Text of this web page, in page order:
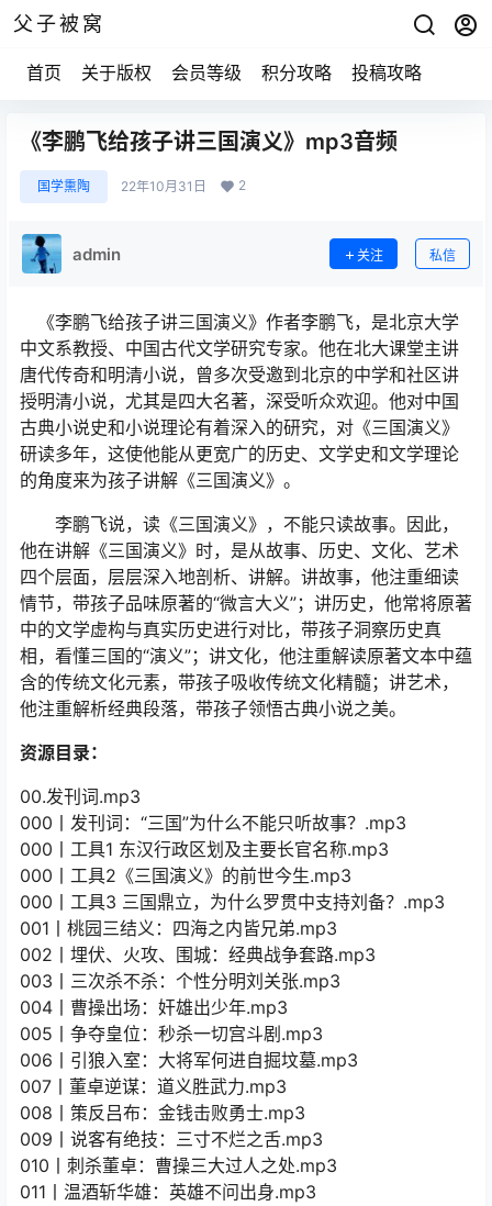
父子被窝
首页 关于版权 会员等级 积分攻略 投稿攻略
《李鹏飞给孩子讲三国演义》mp3音频
国学熏陶 22年10月31日 2
admin 关注 私信
《李鹏飞给孩子讲三国演义》作者李鹏飞，是北京大学
中文系教授、中国古代文学研究专家。他在北大课堂主讲
唐代传奇和明清小说，曾多次受邀到北京的中学和社区讲
授明清小说，尤其是四大名著，深受听众欢迎。他对中国
古典小说史和小说理论有着深入的研究，对《三国演义》
研读多年，这使他能从更宽广的历史、文学史和文学理论
的角度来为孩子讲解《三国演义》。
李鹏飞说，读《三国演义》，不能只读故事。因此，
他在讲解《三国演义》时，是从故事、历史、文化、艺术
四个层面，层层深入地剖析、讲解。讲故事，他注重细读
情节，带孩子品味原著的“微言大义”；讲历史，他常将原著
中的文学虚构与真实历史进行对比，带孩子洞察历史真
相，看懂三国的“演义”；讲文化，他注重解读原著文本中蕴
含的传统文化元素，带孩子吸收传统文化精髓；讲艺术，
他注重解析经典段落，带孩子领悟古典小说之美。
资源目录：
00.发刊词.mp3
000丨发刊词：“三国”为什么不能只听故事？.mp3
000丨工具1 东汉行政区划及主要长官名称.mp3
000丨工具2《三国演义》的前世今生.mp3
000丨工具3 三国鼎立，为什么罗贯中支持刘备？.mp3
001丨桃园三结义：四海之内皆兄弟.mp3
002丨埋伏、火攻、围城：经典战争套路.mp3
003丨三次杀不杀：个性分明刘关张.mp3
004丨曹操出场：奸雄出少年.mp3
005丨争夺皇位：秒杀一切宫斗剧.mp3
006丨引狼入室：大将军何进自掘坟墓.mp3
007丨董卓逆谋：道义胜武力.mp3
008丨策反吕布：金钱击败勇士.mp3
009丨说客有绝技：三寸不烂之舌.mp3
010丨刺杀董卓：曹操三大过人之处.mp3
011丨温酒斩华雄：英雄不问出身.mp3